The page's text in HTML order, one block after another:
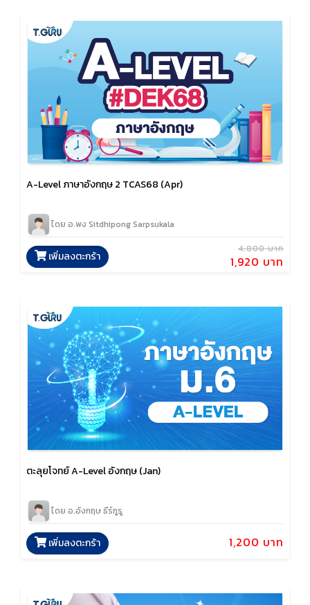
A-Level ภาษาอังกฤษ 2 TCAS68 (Apr)
โดย อ.พง Sitdhipong Sarpsukala
4,800 บาท
1,920 บาท
เพิ่มลงตะกร้า
ตะลุยโจทย์ A-Level อังกฤษ (Jan)
โดย อ.อังกฤษ ธีร์กูรู
1,200 บาท
เพิ่มลงตะกร้า